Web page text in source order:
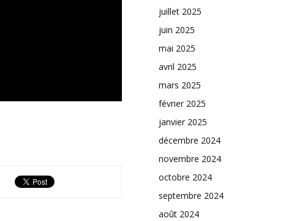
juillet 2025
juin 2025
mai 2025
avril 2025
mars 2025
février 2025
janvier 2025
décembre 2024
novembre 2024
octobre 2024
septembre 2024
août 2024